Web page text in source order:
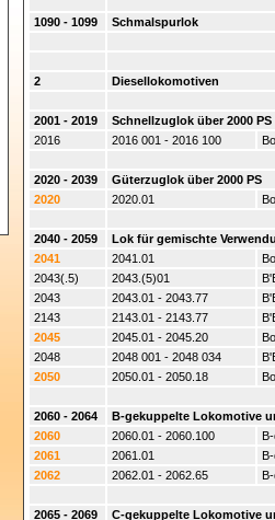
1090 - 1099 Schmalspurlok
2 Diesellokomotiven
2001 - 2019
Schnellzuglok über 2000 PS
2016
2016 001 - 2016 100
2020 - 2039
Güterzuglok über 2000 PS
2020
2020.01
2040 - 2059
Lok für gemischte
2041
2041.01
2043(.5)
2043.(5)01
2043
2043.01 - 2043.77
2143
2143.01 - 2143.77
2045
2045.01 - 2045.20
2048
2048 001 - 2048 034
2050
2050.01 - 2050.18
2060 - 2064
B-gekuppelte Lokomotive
2060
2060.01 - 2060.100
2061
2061.01
2062
2062.01 - 2062.65
2065 - 2069
C-gekuppelte Lokomotive